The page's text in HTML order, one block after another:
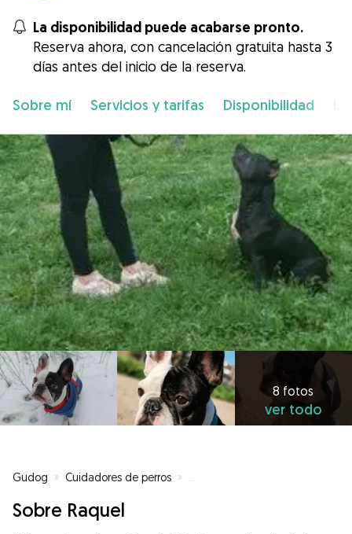
La disponibilidad puede acabarse pronto.
Reserva ahora, con cancelación gratuita hasta 3
días antes del inicio de la reserva.
Sobre mí Servicios y tarifas Disponibilidad
8 fotos
ver todo
Gudog » Cuidadores de perros »
Sobre Raquel